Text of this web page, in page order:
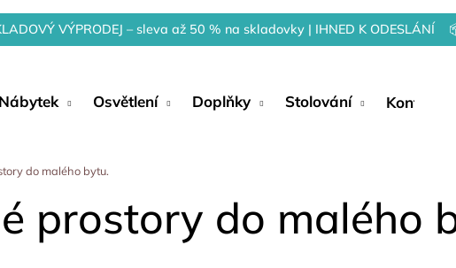
VÝPRODEJ – sleva až 50 % na skladovky | IHNED K ODESLÁNÍ
Nábytek Osvětlení Doplňky Stolování Kontakty
do malého bytu.
prostory do malého